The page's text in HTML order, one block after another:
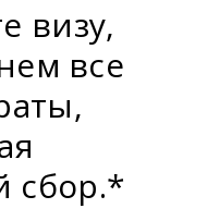
визу,
все
сбор.*